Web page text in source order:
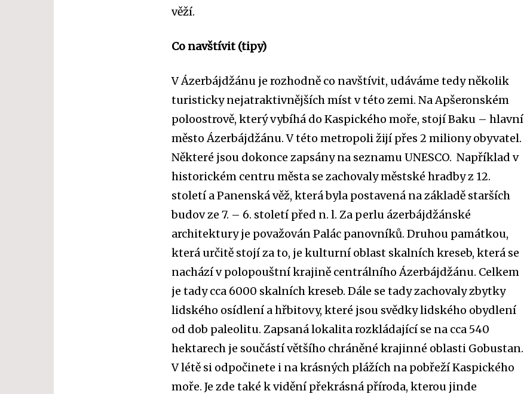
věží.
Co navštívit (tipy)
V Ázerbájdžánu je rozhodně co navštívit, udáváme tedy několik
turisticky nejatraktivnějších míst v této zemi. Na Apšeronském
poloostrově, který vybíhá do Kaspického moře, stojí Baku – hlavní
město Ázerbájdžánu. V této metropoli žijí přes 2 miliony obyvatel.
Některé jsou dokonce zapsány na seznamu UNESCO. Například v
historickém centru města se zachovaly městské hradby z 12.
století a Panenská věž, která byla postavená na základě starších
budov ze 7. – 6. století před n. l. Za perlu ázerbájdžánské
architektury je považován Palác panovníků. Druhou památkou,
která určitě stojí za to, je kulturní oblast skalních kreseb, která se
nachází v polopouštní krajině centrálního Ázerbájdžánu. Celkem
je tady cca 6000 skalních kreseb. Dále se tady zachovaly zbytky
lidského osídlení a hřbitovy, které jsou svědky lidského obydlení
od dob paleolitu. Zapsaná lokalita rozkládající se na cca 540
hektarech je součástí většího chráněné krajinné oblasti Gobustan.
V létě si odpočinete i na krásných plážích na pobřeží Kaspického
moře. Je zde také k vidění překrásná příroda, kterou jinde